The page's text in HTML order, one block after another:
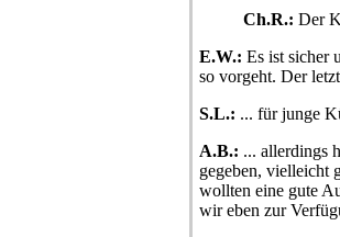
Ch.R.: Der
E.W.: Es ist sicher
so vorgeht. Der
S.L.: ... für junge
A.B.: ... allerdings
gegeben, vielleicht
wollten eine gute
wir eben zur